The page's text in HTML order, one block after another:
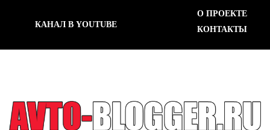
КАНАЛ В YOUTUBE
О ПРОЕКТЕ
КОНТАКТЫ